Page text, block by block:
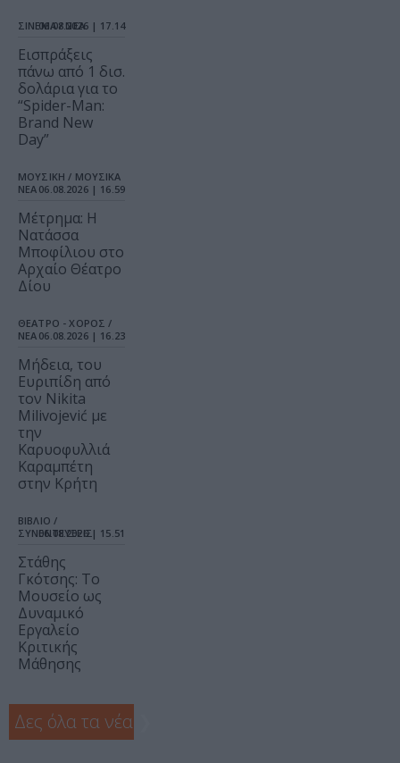
ΣΙΝΕΜΑ / ΝΕΑ
06.08.2026 | 17.14
Εισπράξεις
πάνω από 1 δισ.
δολάρια για το
“Spider-Man:
Brand New
Day”
ΜΟΥΣΙΚΗ / ΜΟΥΣΙΚΑ
ΝΕΑ 06.08.2026 | 16.59
Μέτρημα: Η
Νατάσσα
Μποφίλιου στο
Αρχαίο Θέατρο
Δίου
ΘΕΑΤΡΟ - ΧΟΡΟΣ /
ΝΕΑ 06.08.2026 | 16.23
Μήδεια, του
Ευριπίδη από
τον Nikita
Milivojević με
την
Καρυοφυλλιά
Καραμπέτη
στην Κρήτη
ΒΙΒΛΙΟ /
ΣΥΝΕΝΤΕΥΞΕΙΣ
06.08.2026 | 15.51
Στάθης
Γκότσης: Το
Μουσείο ως
Δυναμικό
Εργαλείο
Κριτικής
Μάθησης
Δες όλα τα νέα